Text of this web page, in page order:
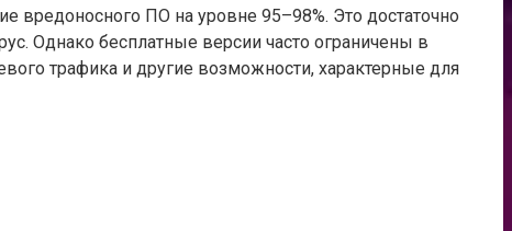
вредоносного ПО на уровне 95–98%. Это достаточно
Однако бесплатные версии часто ограничены в
трафика и другие возможности, характерные для